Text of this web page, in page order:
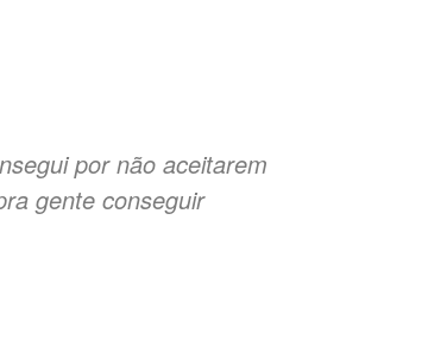
por não aceitarem
gente conseguir